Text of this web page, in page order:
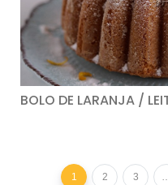
BOLO DE LARANJA /
1 2 3